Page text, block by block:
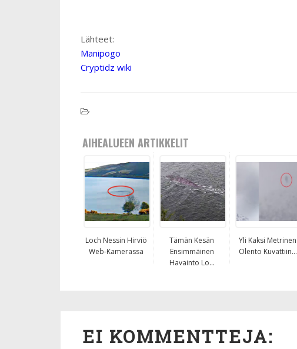
Lähteet:
Manipogo
Cryptidz wiki
AIHEALUEEN ARTIKKELIT
Loch Nessin Hirviö
Web-Kamerassa
Tämän Kesän
Ensimmäinen
Havainto Lo...
Yli Kaksi Metrinen
Olento Kuvattiin...
EI KOMMENTTEJA: